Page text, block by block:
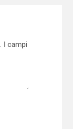
I campi